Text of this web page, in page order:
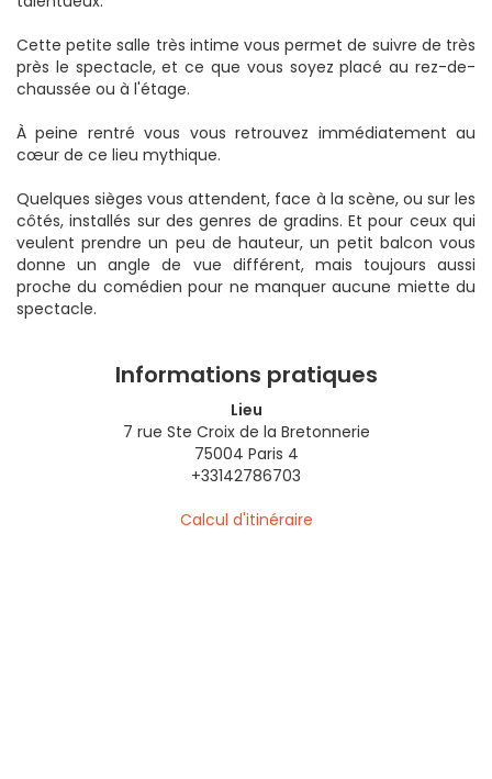
Cette petite salle très intime vous permet de suivre de très
près le spectacle, et ce que vous soyez placé au rez-de-
chaussée ou à l'étage.
À peine rentré vous vous retrouvez immédiatement au
cœur de ce lieu mythique.
Quelques sièges vous attendent, face à la scène, ou sur les
côtés, installés sur des genres de gradins. Et pour ceux qui
veulent prendre un peu de hauteur, un petit balcon vous
donne un angle de vue différent, mais toujours aussi
proche du comédien pour ne manquer aucune miette du
spectacle.
Informations pratiques
Lieu
7 rue Ste Croix de la Bretonnerie
75004 Paris 4
+33142786703
Calcul d'itinéraire